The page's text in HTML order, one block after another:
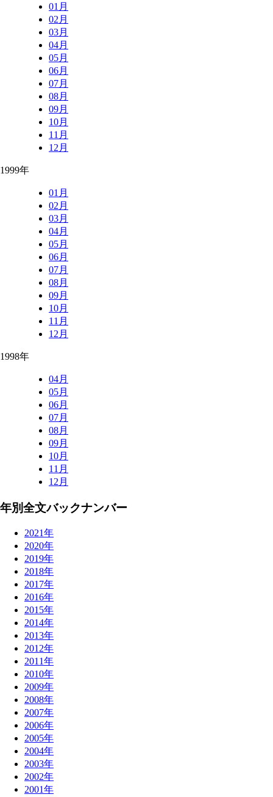
01月
02月
03月
04月
05月
06月
07月
08月
09月
10月
11月
12月
1999年
01月
02月
03月
04月
05月
06月
07月
08月
09月
10月
11月
12月
1998年
04月
05月
06月
07月
08月
09月
10月
11月
12月
年別全文バックナンバー
2021年
2020年
2019年
2018年
2017年
2016年
2015年
2014年
2013年
2012年
2011年
2010年
2009年
2008年
2007年
2006年
2005年
2004年
2003年
2002年
2001年